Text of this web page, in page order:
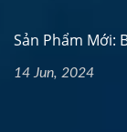
Sản Phẩm Mới:
14 Jun, 2024